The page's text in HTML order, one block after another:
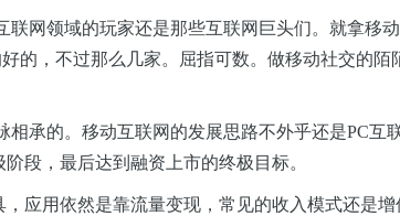
网领域的玩家还是那些互联网巨头们。就拿移
的，不过那么几家。屈指可数。做移动社交的
承的。移动互联网的发展思路不外乎还是PC互
段，最后达到融资上市的终极目标。
应用依然是靠流量变现，常见的收入模式还是增